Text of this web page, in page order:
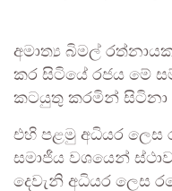
අමාත්‍ය බිමල්
කර සිටියේ රජය මේ
කටයුතු කරමින් සිටිනා
එහි පළමු අධියර ලෙස
සමාජීය වශයෙන්
දෙවැනි අධියර ලෙස